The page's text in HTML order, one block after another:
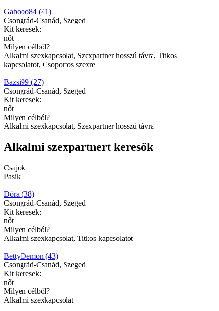
Gabooo84 (41)
Csongrád-Csanád, Szeged
Kit keresek:
nőt
Milyen célból?
Alkalmi szexkapcsolat, Szexpartner hosszú távra, Titkos
kapcsolatot, Csoportos szexre
Bazsi99 (27)
Csongrád-Csanád, Szeged
Kit keresek:
nőt
Milyen célból?
Alkalmi szexkapcsolat, Szexpartner hosszú távra
Alkalmi szexpartnert keresők
Csajok
Pasik
Dóra (38)
Csongrád-Csanád, Szeged
Kit keresek:
nőt
Milyen célból?
Alkalmi szexkapcsolat, Titkos kapcsolatot
BettyDemon (43)
Csongrád-Csanád, Szeged
Kit keresek:
nőt
Milyen célból?
Alkalmi szexkapcsolat